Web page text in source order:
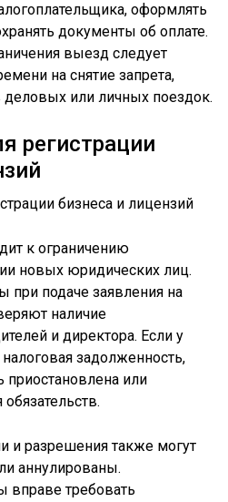
оформлять
документы об оплате.
выезд следует
на снятие запрета,
или личных поездок.
регистрации
к ограничению
новых юридических лиц.
при подаче заявления на
наличие
и директора. Если у
задолженность,
приостановлена или
и разрешения также могут
аннулированы.
вправе требовать